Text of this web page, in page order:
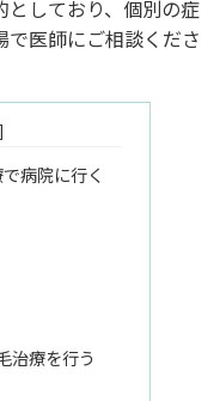
しており、個別の症
医師にご相談くださ
病院に行く
治療を行う